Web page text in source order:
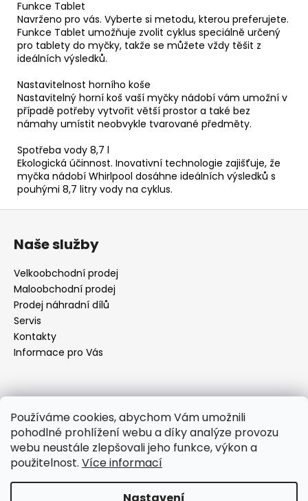
Používáme cookies, abychom Vám umožnili
pohodlné prohlížení webu a díky analýze provozu
webu neustále zlepšovali jeho funkce, výkon a
použitelnost. Více informací
Funkce Tablet
Navrženo pro vás. Vyberte si metodu, kterou preferujete.
Funkce Tablet umožňuje zvolit cyklus speciálně určený
pro tablety do myčky, takže se můžete vždy těšit z
ideálních výsledků.
Nastavitelnost horního koše
Nastavitelný horní koš vaší myčky nádobí vám umožní v
případě potřeby vytvořit větší prostor a také bez
námahy umístit neobvykle tvarované předměty.
Spotřeba vody 8,7 l
Ekologická účinnost. Inovativní technologie zajišťuje, že
myčka nádobí Whirlpool dosáhne ideálních výsledků s
pouhými 8,7 litry vody na cyklus.
Naše služby
Velkoobchodní prodej
Maloobchodní prodej
Prodej náhradní dílů
Servis
Kontakty
Informace pro Vás
objednavky@elektrorezny.cz
602 155 983
https://www.facebook.com/jirireznyelektroservis
reznyelektro